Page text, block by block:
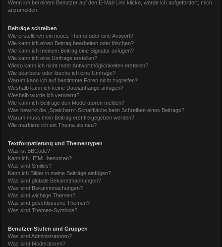
Wenn ich bei einem Benutzer auf den E-Mail-Link klicke, werde ich aufgefordert, mich
anzumelden.
Beiträge schreiben
Wie erstelle ich ein neues Thema oder eine Antwort?
Wie kann ich einen Beitrag bearbeiten oder löschen?
Wie kann ich meinem Beitrag eine Signatur anfügen?
Wie kann ich eine Umfrage erstellen?
Wieso kann ich nicht mehr Antwortmöglichkeiten erstellen?
Wie bearbeite oder lösche ich eine Umfrage?
Warum kann ich auf bestimmte Foren nicht zugreifen?
Weshalb kann ich keine Dateianhänge anfügen?
Weshalb wurde ich verwarnt?
Wie kann ich Beiträge den Moderatoren melden?
Was bewirkt die „Speichern“-Schaltfläche beim Schreiben eines Beitrags?
Warum muss mein Beitrag erst freigegeben werden?
Wie markiere ich ein Thema als neu?
Textformatierung und Thementypen
Was ist BBCode?
Kann ich HTML benutzen?
Was sind Smilies?
Kann ich Bilder in meine Beiträge einfügen?
Was sind globale Bekanntmachungen?
Was sind Bekanntmachungen?
Was sind wichtige Themen?
Was sind geschlossene Themen?
Was sind Themen-Symbole?
Benutzer-Stufen und Gruppen
Was sind Administratoren?
Was sind Moderatoren?